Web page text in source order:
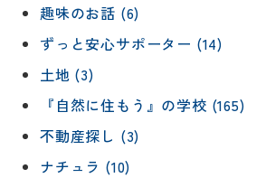
趣味のお話 (6)
ずっと安心サポーター (14)
土地 (3)
『自然に住もう』の学校 (165)
不動産探し (3)
ナチュラ (10)